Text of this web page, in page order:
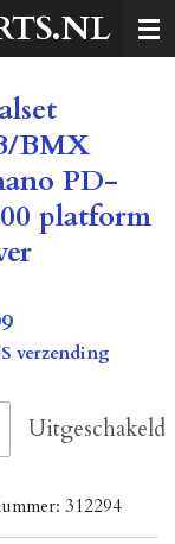
BMX
PD-
platform
verzending
Uitgeschakeld
312294